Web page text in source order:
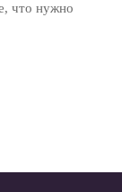
что нужно